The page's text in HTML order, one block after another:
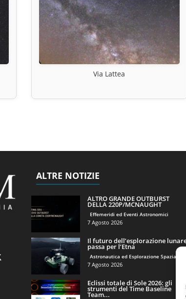
Via Lattea
ALTRE NOTIZIE
ALTRO GRANDE OUTBURST
DELLA 220P/MCNAUGHT
Effemeridi ed Eventi Astronomici
7 Agosto 2026
Il futuro dell’esplorazione
passa per l’Etna
Astronautica ed Esplorazione Spaziale
7 Agosto 2026
Eclissi totale di Sole 2026: gli
strumenti del Time Baseline
Team...